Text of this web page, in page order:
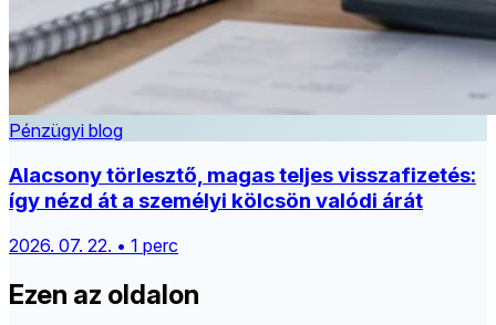
Pénzügyi blog
Alacsony törlesztő, magas teljes visszafizetés:
így nézd át a személyi kölcsön valódi árát
2026. 07. 22. • 1 perc
Ezen az oldalon